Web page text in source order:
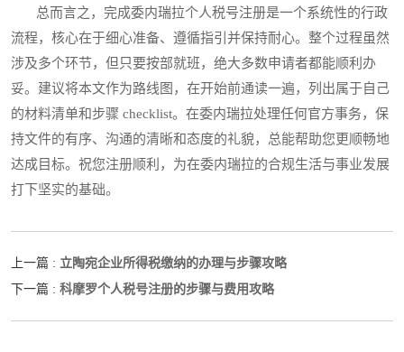
总而言之，完成委内瑞拉个人税号注册是一个系统性的行政
流程，核心在于细心准备、遵循指引并保持耐心。整个过程虽然
涉及多个环节，但只要按部就班，绝大多数申请者都能顺利办
妥。建议将本文作为路线图，在开始前通读一遍，列出属于自己
的材料清单和步骤 checklist。在委内瑞拉处理任何官方事务，保
持文件的有序、沟通的清晰和态度的礼貌，总能帮助您更顺畅地
达成目标。祝您注册顺利，为在委内瑞拉的合规生活与事业发展
打下坚实的基础。
上一篇 : 立陶宛企业所得税缴纳的办理与步骤攻略
下一篇 : 科摩罗个人税号注册的步骤与费用攻略